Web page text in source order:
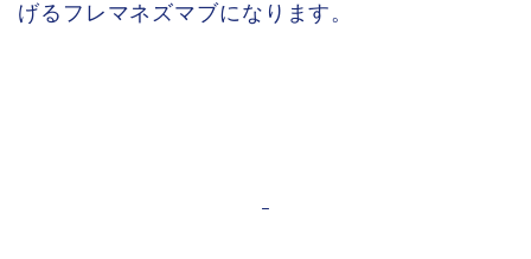
げるフレマネズマブになります。